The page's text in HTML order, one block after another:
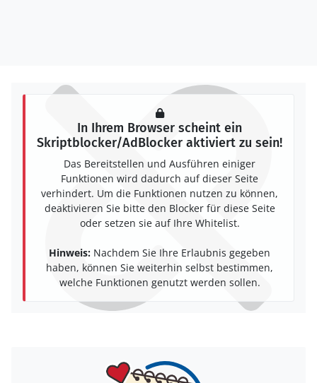
In Ihrem Browser scheint ein
Skriptblocker/AdBlocker aktiviert zu sein!
Das Bereitstellen und Ausführen einiger
Funktionen wird dadurch auf dieser Seite
verhindert. Um die Funktionen nutzen zu können,
deaktivieren Sie bitte den Blocker für diese Seite
oder setzen sie auf Ihre Whitelist.
Hinweis: Nachdem Sie Ihre Erlaubnis gegeben
haben, können Sie weiterhin selbst bestimmen,
welche Funktionen genutzt werden sollen.